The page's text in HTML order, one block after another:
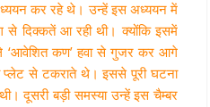
कर रहे थे। उन्हें इस अध्ययन में
से दिक्कतें आ रही थी। क्योंकि इसमें
‘आवेशित कण’ हवा से गुजर कर आगे
से टकराते थे। इससे पूरी घटना
दूसरी बड़ी समस्या उन्हें इस चैम्बर